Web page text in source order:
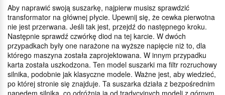
Aby naprawić swoją suszarkę, najpierw musisz sprawdzić
transformator na głównej płycie. Upewnij się, że cewka pierwotna
nie jest przerwana. Jeśli tak jest, przejdź do następnego kroku.
Następnie sprawdź czwórkę diod na tej karcie. W dwóch
przypadkach były one narażone na wyższe napięcie niż to, dla
którego maszyna została zaprojektowana. W innym przypadku
karta została uszkodzona. Ten model suszarki ma filtr rozruchowy
silnika, podobnie jak klasyczne modele. Ważne jest, aby wiedzieć,
po której stronie się znajduje. Ta suszarka działa z bezpośrednim
napędem silnika, co odróżnia ją od tradycyjnych modeli z górnym